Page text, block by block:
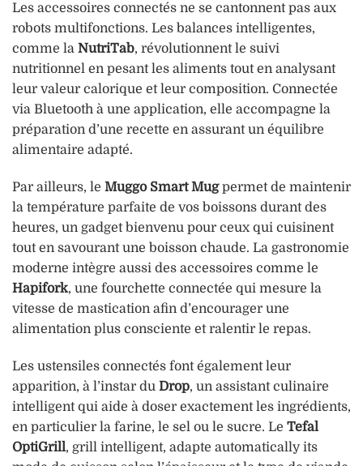
Les accessoires connectés ne se cantonnent pas aux
robots multifonctions. Les balances intelligentes,
comme la NutriTab, révolutionnent le suivi
nutritionnel en pesant les aliments tout en analysant
leur valeur calorique et leur composition. Connectée
via Bluetooth à une application, elle accompagne la
préparation d’une recette en assurant un équilibre
alimentaire adapté.
Par ailleurs, le Muggo Smart Mugpermet de maintenir
la température parfaite de vos boissons durant des
heures, un gadget bienvenu pour ceux qui cuisinent
tout en savourant une boisson chaude. La gastronomie
moderne intègre aussi des accessoires comme le
Hapifork, une fourchette connectée qui mesure la
vitesse de mastication afin d’encourager une
alimentation plus consciente et ralentir le repas.
Les ustensiles connectés font également leur
apparition, à l’instar du Drop, un assistant culinaire
intelligent qui aide à doser exactement les ingrédients,
en particulier la farine, le sel ou le sucre. Le Tefal
OptiGrill, grill intelligent, adapte automatically its